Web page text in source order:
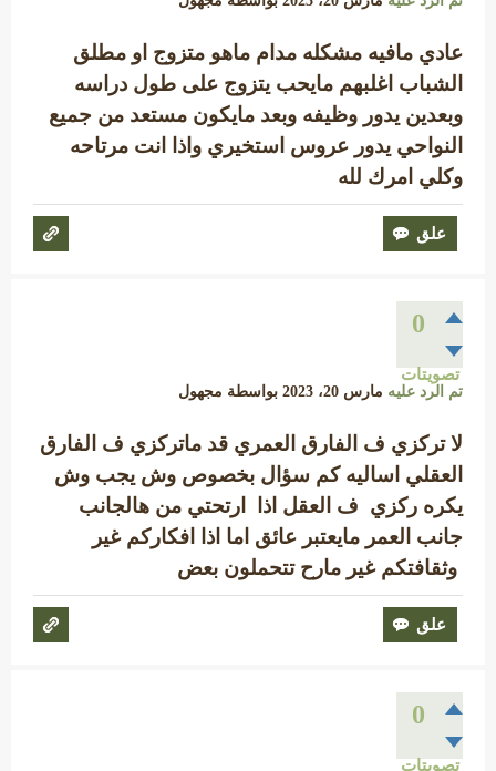
عادي مافيه مشكله مدام ماهو متزوج او مطلق
الشباب اغلبهم مايحب يتزوج على طول دراسه
وبعدين يدور وظيفه وبعد مايكون مستعد من جميع
النواحي يدور عروس استخيري واذا انت مرتاحه
وكلي امرك لله
0
تصويتات
تم الرد عليه مارس 20، 2023 بواسطة مجهول
لا تركزي ف الفارق العمري قد ماتركزي ف الفارق
العقلي اساليه كم سؤال بخصوص وش يجب وش
يكره ركزي ف العقل اذا ارتحتي من هالجانب
جانب العمر مايعتبر عائق اما اذا افكاركم غير
وثقافتكم غير مارح تتحملون بعض
0
تصويتات